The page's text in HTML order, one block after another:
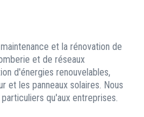
et la rénovation de
et de réseaux
d'énergies renouvelables,
et les panneaux solaires. Nous
qu'aux entreprises.